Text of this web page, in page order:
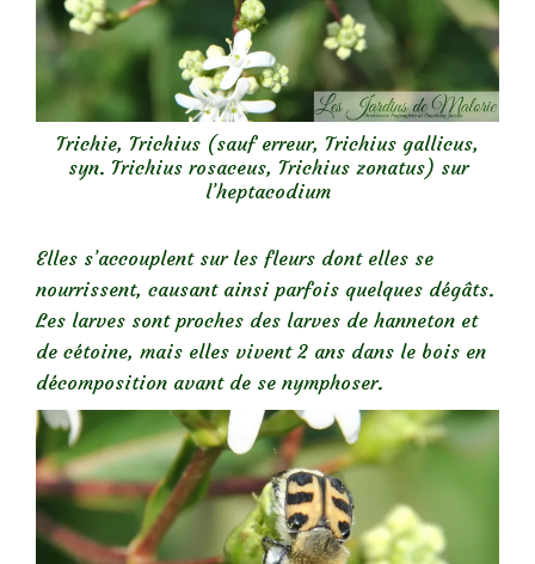
Trichie, Trichius (sauf erreur, Trichius gallicus,
syn. Trichius rosaceus, Trichius zonatus) sur
l’heptacodium
Elles s’accouplent sur les fleurs dont elles se
nourrissent, causant ainsi parfois quelques dégâts.
Les larves sont proches des larves de hanneton et
de cétoine, mais elles vivent 2 ans dans le bois en
décomposition avant de se nymphoser.